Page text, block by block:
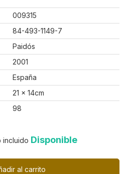
009315
84-493-1149-7
Paidós
2001
España
21 x 14cm
98
incluido Disponible
al carrito